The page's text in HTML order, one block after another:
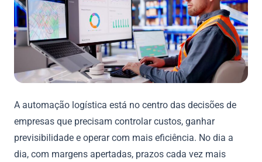
A automação logística está no centro das decisões de
empresas que precisam controlar custos, ganhar
previsibilidade e operar com mais eficiência. No dia a
dia, com margens apertadas, prazos cada vez mais